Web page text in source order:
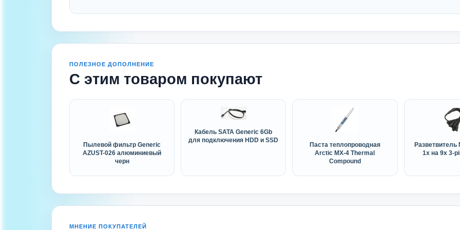
ПОЛЕЗНОЕ ДОПОЛНЕНИЕ
С этим товаром покупают
Пылевой фильтр Generic
AZUST-026 алюминиевый
черн
Кабель SATA Generic 6Gb
для подключения HDD и SSD
Паста теплопроводная
Arctic MX-4 Thermal
Compound
Разветвитель
1x на 9x 3-
МНЕНИЕ ПОКУПАТЕЛЕЙ